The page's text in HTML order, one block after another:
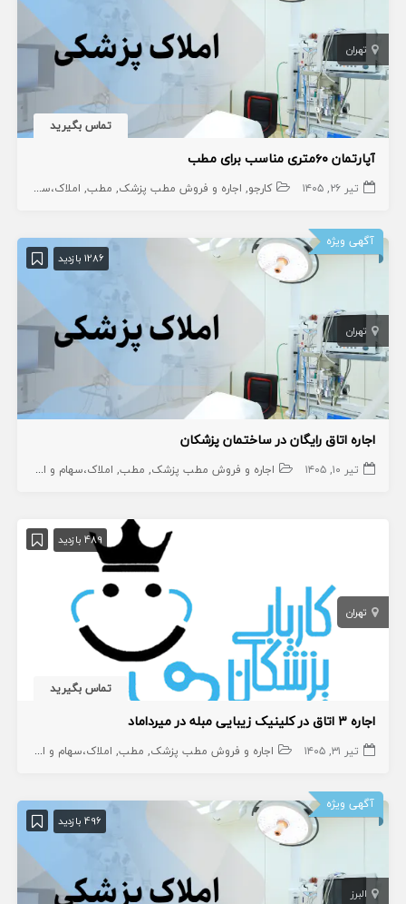
تهران
تماس بگیرید
آپارتمان ۶۰‌متری مناسب برای مطب
تیر ۲۶, ۱۴۰۵ کارجو اجاره و فروش مطب پزشک مطب املاک،سهام و امتیاز
آگهی ویژه
1286 بازدید
تهران
اجاره اتاق رایگان در ساختمان پزشکان
تیر ۱۰, ۱۴۰۵ اجاره و فروش مطب پزشک مطب املاک،سهام و امتیاز
489 بازدید
تهران
تماس بگیرید
اجاره ۳ اتاق در کلینیک زیبایی مبله در میرداماد
تیر ۳۱, ۱۴۰۵ اجاره و فروش مطب پزشک مطب املاک،سهام و امتیاز
آگهی ویژه
496 بازدید
البرز